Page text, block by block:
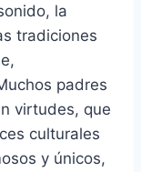
la
tradiciones
padres
virtudes, que
culturales
y únicos,